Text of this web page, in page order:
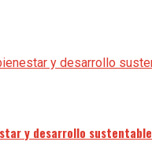
y desarrollo sustentable